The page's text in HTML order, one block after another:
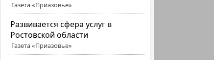
Газета «Приазовье»
Развивается сфера услуг в
Ростовской области
Газета «Приазовье»